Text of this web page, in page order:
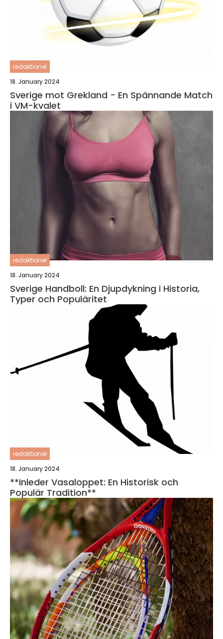
redaktionel
18. January 2024
Sverige mot Grekland - En Spännande Match
i VM-kvalet
redaktionel
18. January 2024
Sverige Handboll: En Djupdykning i Historia,
Typer och Populäritet
redaktionel
18. January 2024
**Inleder Vasaloppet: En Historisk och
Populär Tradition**